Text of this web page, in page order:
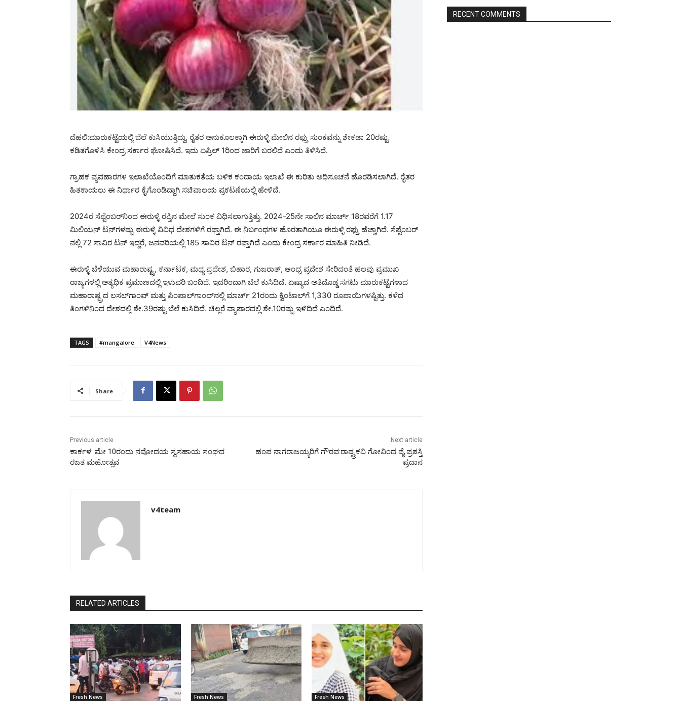
ದೆಹಲಿ:ಮಾರುಕಟ್ಟೆಯಲ್ಲಿ ಬೆಲೆ ಕುಸಿಯುತ್ತಿದ್ದು, ರೈತರ ಅನುಕೂಲಕ್ಕಾಗಿ ಈರುಳ್ಳಿ ಮೇಲಿನ ರಫ್ತು ಸುಂಕವನ್ನು ಶೇಕಡಾ 20ರಷ್ಟು
ಕಡಿತಗೊಳಿಸಿ ಕೇಂದ್ರ ಸರ್ಕಾರ ಘೋಷಿಸಿದೆ. ಇದು ಏಪ್ರಿಲ್​ 1ರಿಂದ ಜಾರಿಗೆ ಬರಲಿದೆ ಎಂದು ತಿಳಿಸಿದೆ.
ಗ್ರಾಹಕ ವ್ಯವಹಾರಗಳ ಇಲಾಖೆಯೊಂದಿಗೆ ಮಾತುಕತೆಯ ಬಳಿಕ ಕಂದಾಯ ಇಲಾಖೆ ಈ ಕುರಿತು ಅಧಿಸೂಚನೆ ಹೊರಡಿಸಲಾಗಿದೆ. ರೈತರ
ಹಿತಕಾಯಲು ಈ ನಿರ್ಧಾರ ಕೈಗೊಂಡಿದ್ದಾಗಿ ಸಚಿವಾಲಯ ಪ್ರಕಟಣೆಯಲ್ಲಿ ಹೇಳಿದೆ.
2024ರ ಸೆಪ್ಟೆಂಬರ್​​ನಿಂದ ಈರುಳ್ಳಿ ರಫ್ತಿನ ಮೇಲೆ ಸುಂಕ ವಿಧಿಸಲಾಗುತ್ತಿತ್ತು. 2024-25ನೇ ಸಾಲಿನ ಮಾರ್ಚ್ 18ರವರೆಗೆ 1.17
ಮಿಲಿಯನ್ ಟನ್‌ಗಳಷ್ಟು ಈರುಳ್ಳಿ ವಿವಿಧ ದೇಶಗಳಿಗೆ ರಫ್ತಾಗಿದೆ. ಈ ನಿರ್ಬಂಧಗಳ ಹೊರತಾಗಿಯೂ ಈರುಳ್ಳಿ ರಫ್ತು ಹೆಚ್ಚಾಗಿದೆ. ಸೆಪ್ಟೆಂಬರ್​
ನಲ್ಲಿ 72 ಸಾವಿರ ಟನ್​​ ಇದ್ದರೆ, ಜನವರಿಯಲ್ಲಿ 185 ಸಾವಿರ ಟನ್​​ ರಫ್ತಾಗಿದೆ ಎಂದು ಕೇಂದ್ರ ಸರ್ಕಾರ ಮಾಹಿತಿ ನೀಡಿದೆ.
ಈರುಳ್ಳಿ ಬೆಳೆಯುವ ಮಹಾರಾಷ್ಟ್ರ, ಕರ್ನಾಟಕ, ಮಧ್ಯ ಪ್ರದೇಶ, ಬಿಹಾರ, ಗುಜರಾತ್​, ಆಂಧ್ರ ಪ್ರದೇಶ ಸೇರಿದಂತೆ ಹಲವು ಪ್ರಮುಖ
ರಾಜ್ಯಗಳಲ್ಲಿ ಅತ್ಯಧಿಕ ಪ್ರಮಾಣದಲ್ಲಿ ಇಳುವರಿ ಬಂದಿದೆ. ಇದರಿಂದಾಗಿ ಬೆಲೆ ಕುಸಿದಿದೆ. ಏಷ್ಯಾದ ಅತಿದೊಡ್ಡ ಸಗಟು ಮಾರುಕಟ್ಟೆಗಳಾದ
ಮಹಾರಾಷ್ಟ್ರದ ಲಸಲ್‌ಗಾಂವ್ ಮತ್ತು ಪಿಂಪಾಲ್‌ಗಾಂವ್‌ನಲ್ಲಿ ಮಾರ್ಚ್ 21ರಂದು ಕ್ವಿಂಟಾಲ್‌ಗೆ 1,330 ರೂಪಾಯಿಗಳಷ್ಟಿತ್ತು. ಕಳೆದ
ತಿಂಗಳಿನಿಂದ ದೇಶದಲ್ಲಿ ಶೇ.39ರಷ್ಟು ಬೆಲೆ ಕುಸಿದಿದೆ. ಚಿಲ್ಲರೆ ವ್ಯಾಪಾರದಲ್ಲಿ ಶೇ.10ರಷ್ಟು ಇಳಿದಿದೆ ಎಂದಿದೆ.
TAGS #mangalore V4News
Share
Previous article
ಕಾರ್ಕಳ: ಮೇ 10ರಂದು ನವೋದಯ ಸ್ವಸಹಾಯ ಸಂಘದ
ರಜತ ಮಹೋತ್ಸವ
Next article
ಹಂಪ ನಾಗರಾಜಯ್ಯರಿಗೆ ಗೌರವ:ರಾಷ್ಟ್ರಕವಿ ಗೋವಿಂದ ಪೈ ಪ್ರಶಸ್ತಿ
ಪ್ರದಾನ
v4team
RELATED ARTICLES
Fresh News Fresh News Fresh News
RECENT COMMENTS